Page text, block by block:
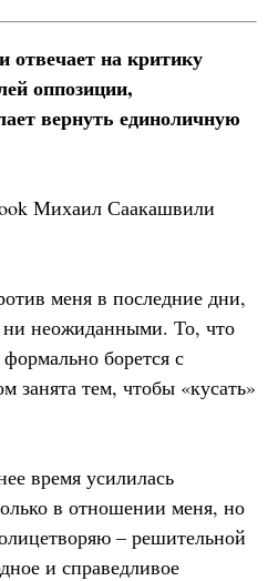
отвечает на критику
оппозиции,
вернуть единоличную
Михаил Саакашвили
меня в последние дни,
неожиданными. То, что
борется с
тем, чтобы «кусать»
время усилилась
в отношении меня, но
– решительной
и справедливое